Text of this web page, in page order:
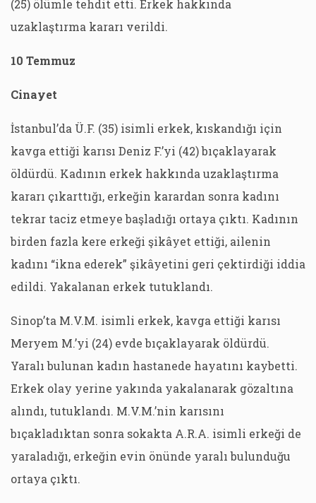
(25) ölümle tehdit etti. Erkek hakkında
uzaklaştırma kararı verildi.
10 Temmuz
Cinayet
İstanbul’da Ü.F. (35) isimli erkek, kıskandığı için
kavga ettiği karısı Deniz F.’yi (42) bıçaklayarak
öldürdü. Kadının erkek hakkında uzaklaştırma
kararı çıkarttığı, erkeğin karardan sonra kadını
tekrar taciz etmeye başladığı ortaya çıktı. Kadının
birden fazla kere erkeği şikâyet ettiği, ailenin
kadını “ikna ederek” şikâyetini geri çektirdiği iddia
edildi. Yakalanan erkek tutuklandı.
Sinop’ta M.V.M. isimli erkek, kavga ettiği karısı
Meryem M.’yi (24) evde bıçaklayarak öldürdü.
Yaralı bulunan kadın hastanede hayatını kaybetti.
Erkek olay yerine yakında yakalanarak gözaltına
alındı, tutuklandı. M.V.M.’nin karısını
bıçakladıktan sonra sokakta A.R.A. isimli erkeği de
yaraladığı, erkeğin evin önünde yaralı bulunduğu
ortaya çıktı.